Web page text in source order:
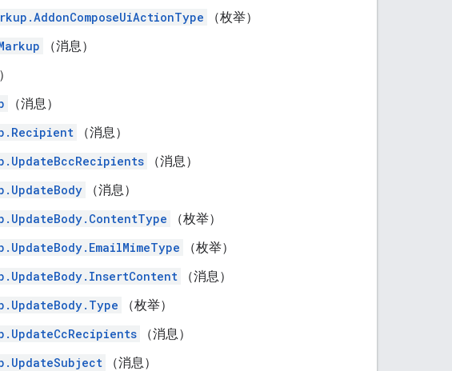
（枚举）
（消息）
（消息）
（消息）
（消息）
（消息）
（枚举）
（枚举）
（消息）
（枚举）
（消息）
（消息）